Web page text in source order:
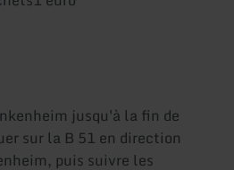
jusqu'à la fin de
sur la B 51 en direction
puis suivre les